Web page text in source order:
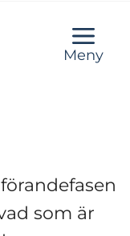
Meny
som är